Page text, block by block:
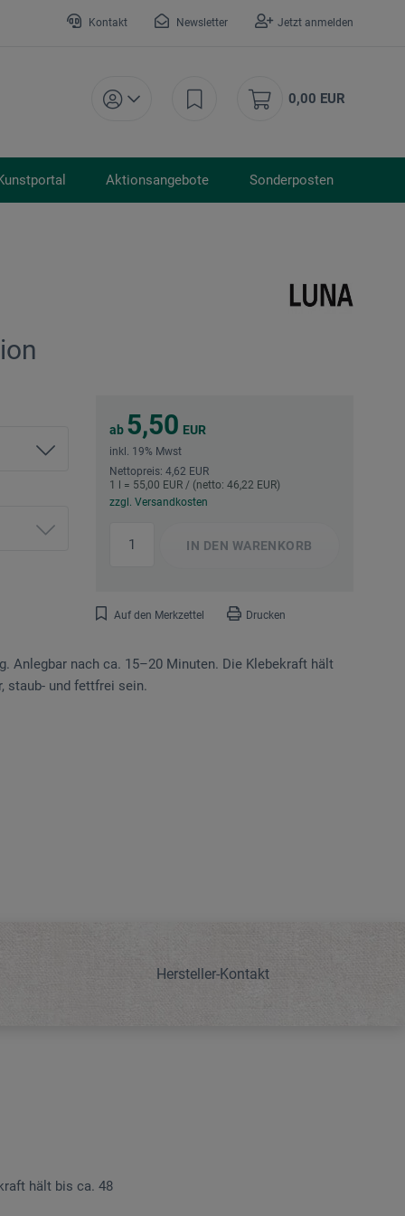
Kontakt Newsletter Jetzt anmelden
0,00 EUR
Aktionsangebote Sonderposten
ab 5,50 EUR
inkl. 19% Mwst
Nettopreis: 4,62 EUR
1 l = 55,00 EUR / (netto: 46,22 EUR)
zzgl. Versandkosten
IN DEN WARENKORB
Auf den Merkzettel Drucken
Anlegbar nach ca. 15–20 Minuten. Die Klebekraft hält
staub- und fettfrei sein.
Hersteller-Kontakt
hält bis ca. 48